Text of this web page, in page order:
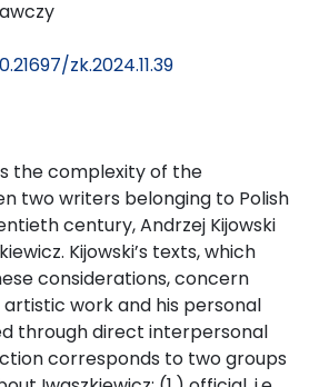
zk.2024.11.39
the complexity of the
two writers belonging to Polish
century, Andrzej Kijowski
Kijowski’s texts, which
considerations, concern
artistic work and his personal
through direct interpersonal
corresponds to two groups